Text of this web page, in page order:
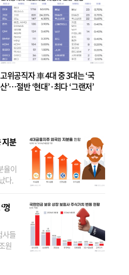
고위공직자 車 4대 중 3대는 ‘국
산’…절반 ‘현대’·최다 ‘그랜저’
분
율이
다.
외
껑
사들
원